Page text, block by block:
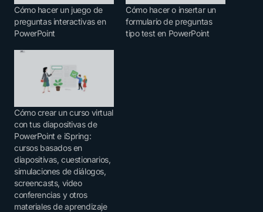
Cómo hacer un juego de
preguntas interactivas en
PowerPoint
Cómo hacer o insertar un
formulario de preguntas
tipo test en PowerPoint
Cómo crear un curso virtual
con tus diapositivas de
PowerPoint e iSpring:
cursos basados ​​en
diapositivas, cuestionarios,
simulaciones de diálogos,
screencasts, video
conferencias y otros
materiales de aprendizaje